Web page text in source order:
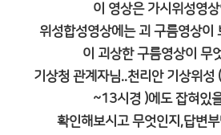
이 영상은 가시위성영
위성합성영상에는 괴 구름영상이
이 괴상한 구름영상이 무
기상청 관계자님..천리안 기상위성
~13시경 )에도 잡혀있
확인해보시고 무엇인지,답변